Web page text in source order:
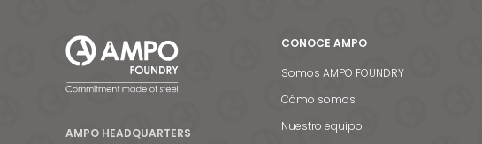
AMPO HEADQUARTERS
CONOCE AMPO
Somos AMPO FOUNDRY
Cómo somos
Nuestro equipo